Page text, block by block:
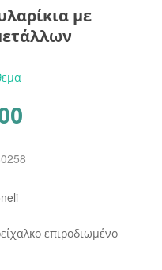
με
επιροδιωμένο